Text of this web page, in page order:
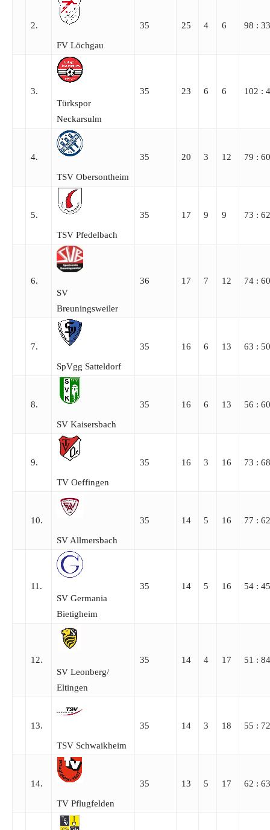
2.
FV Löchgau
35 25 4 6 98 : 33
3.
Türkspor
Neckarsulm
35 23 6 6 102 :
4.
TSV Obersontheim
35 20 3 12 79 : 60
5.
TSV Pfedelbach
35 17 9 9 73 : 62
6.
SV
Breuningsweiler
36 17 7 12 74 : 60
7.
SpVgg Satteldorf
35 16 6 13 63 : 50
8.
SV Kaisersbach
35 16 6 13 56 : 60
9.
TV Oeffingen
35 16 3 16 73 : 68
10.
SV Allmersbach
35 14 5 16 77 : 62
11.
SV Germania
Bietigheim
35 14 5 16 54 : 45
12.
SV Leonberg/​
Eltingen
35 14 4 17 51 : 84
13.
TSV Schwaikheim
35 14 3 18 55 : 72
14.
TV Pflugfelden
35 13 5 17 62 : 63